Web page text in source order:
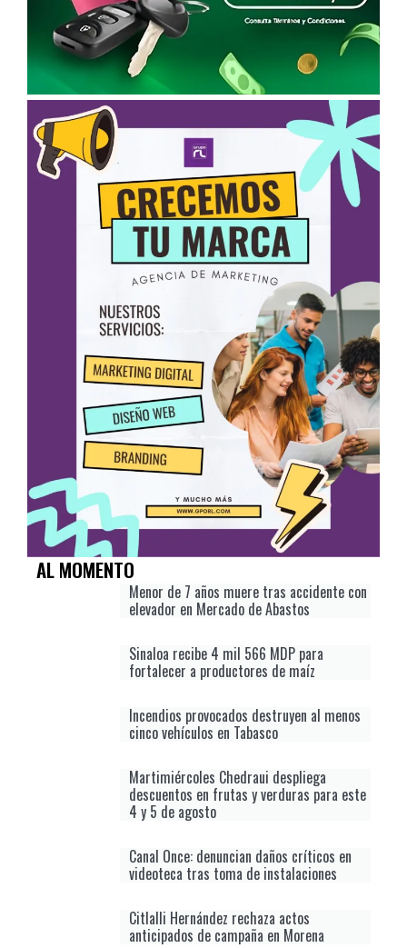
AL MOMENTO
Menor de 7 años muere tras accidente con
elevador en Mercado de Abastos
Sinaloa recibe 4 mil 566 MDP para
fortalecer a productores de maíz
Incendios provocados destruyen al menos
cinco vehículos en Tabasco
Martimiércoles Chedraui despliega
descuentos en frutas y verduras para este
4 y 5 de agosto
Canal Once: denuncian daños críticos en
videoteca tras toma de instalaciones
Citlalli Hernández rechaza actos
anticipados de campaña en Morena